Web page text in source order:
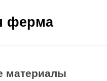
ферма
материалы